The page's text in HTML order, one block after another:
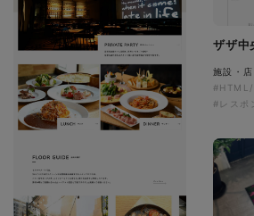
ザザ
施設・
#HTML/
#レスポ